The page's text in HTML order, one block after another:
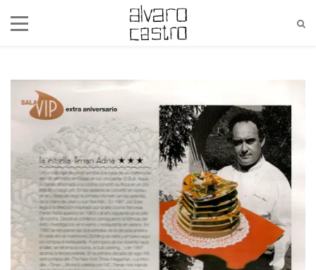
alvaro@alvarocastro.com